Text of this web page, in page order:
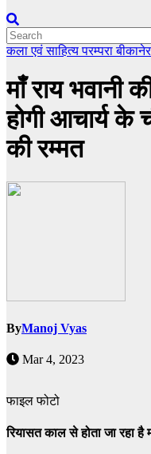
कला एवं साहित्यपरम्परा
मांँ राय भवानी
होगी आचार्य के
की रम्मत
ByManoj Vyas
Mar 4, 2023
फाइल फोटो
रियासत काल से होता जा रहा है